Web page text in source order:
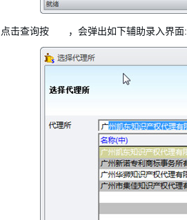
点击查询按 ，会弹出如下辅助录入界面: